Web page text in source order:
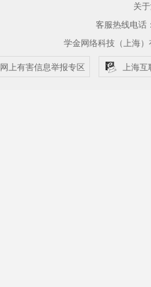
关
客服热线电
学金网络科技（上海
网上有害信息举报专区 上海互